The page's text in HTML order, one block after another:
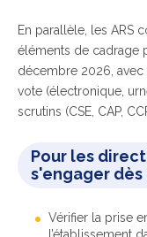
En parallèle, les ARS
éléments de cadrage
décembre 2026,
vote (électronique,
scrutins (CSE, CAP,
Pour les
s'engager
Vérifier la prise